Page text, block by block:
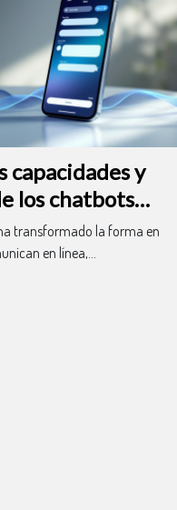
capacidades y
los chatbots
transformado la forma en
en línea,...